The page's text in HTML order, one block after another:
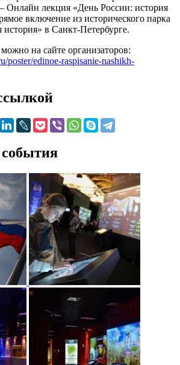
лекция «День России: история
включение из исторического парка
в Санкт-Петербурге.
на сайте организаторов:
poster/edinoe-raspisanie-nashikh-